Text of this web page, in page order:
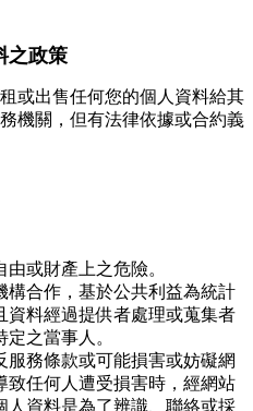
之政策
或出售任何您的個人資料給其
機關，但有法律依據或合約義
或財產上之危險。
構合作，基於公共利益為統計
資料經過提供者處理或蒐集者
之當事人。
服務條款或可能損害或妨礙網
致任何人遭受損害時，經網站
人資料是為了辨識、聯絡或採